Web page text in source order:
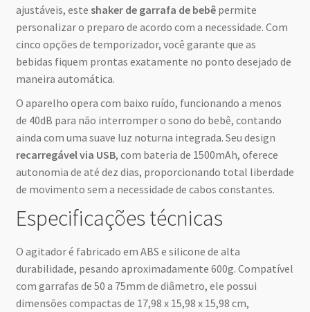
ajustáveis, este shaker de garrafa de bebêpermite
personalizar o preparo de acordo com a necessidade. Com
cinco opções de temporizador, você garante que as
bebidas fiquem prontas exatamente no ponto desejado de
maneira automática.
O aparelho opera com baixo ruído, funcionando a menos
de 40dB para não interromper o sono do bebê, contando
ainda com uma suave luz noturna integrada. Seu design
recarregável via USB, com bateria de 1500mAh, oferece
autonomia de até dez dias, proporcionando total liberdade
de movimento sem a necessidade de cabos constantes.
Especificações técnicas
O agitador é fabricado em ABS e silicone de alta
durabilidade, pesando aproximadamente 600g. Compatível
com garrafas de 50 a 75mm de diâmetro, ele possui
dimensões compactas de 17,98 x 15,98 x 15,98 cm,